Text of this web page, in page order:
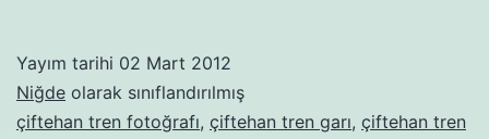
Yayım tarihi 02 Mart 2012
Niğde olarak sınıflandırılmış
çiftehan tren fotoğrafı, çiftehan tren garı, çiftehan tren